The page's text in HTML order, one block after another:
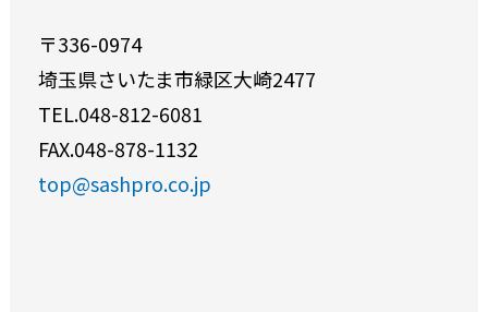
〒336-0974
埼玉県さいたま市緑区大崎2477
TEL.048-812-6081
FAX.048-878-1132
top@sashpro.co.jp